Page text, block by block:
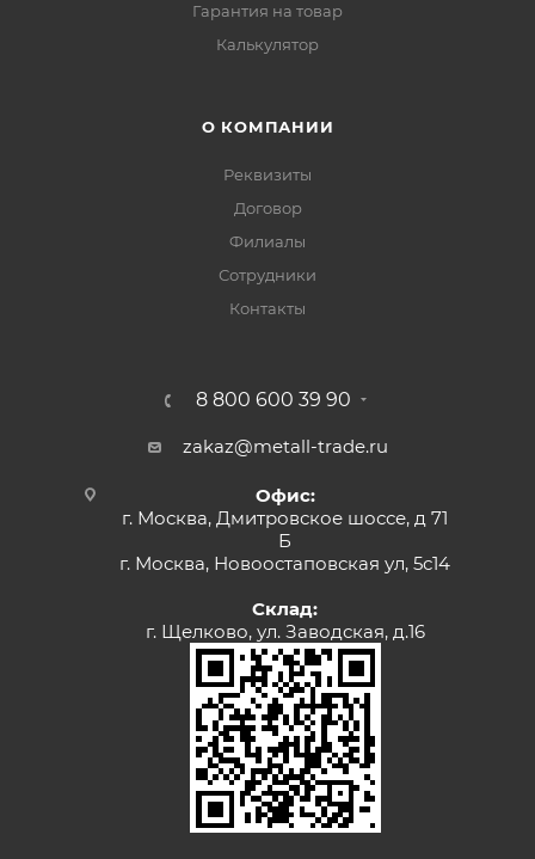
Гарантия на товар
Калькулятор
О КОМПАНИИ
Реквизиты
Договор
Филиалы
Сотрудники
Контакты
8 800 600 39 90
zakaz@metall-trade.ru
Офис:
г. Москва, Дмитровское шоссе, д 71
Б
г. Москва, Новоостаповская ул, 5с14
Склад:
г. Щелково, ул. Заводская, д.16